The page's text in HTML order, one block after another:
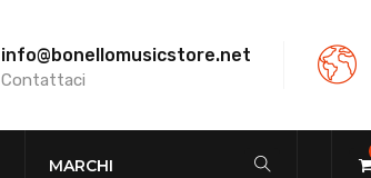
info@bonellomusicstore.net
Contattaci
MARCHI